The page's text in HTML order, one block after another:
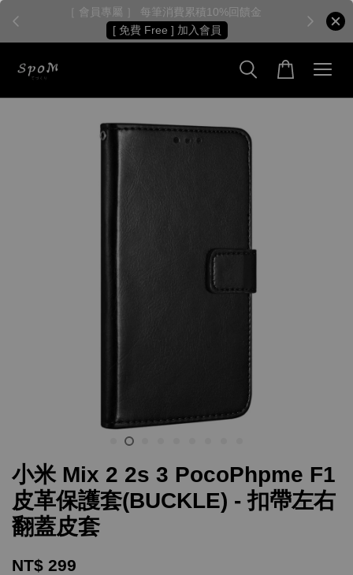
［ 會員專屬 ］ 每筆消費累積10%回饋金
[ 免費 Free ] 加入會員
小米 Mix 2 2s 3 PocoPhpme F1
皮革保護套(BUCKLE) - 扣帶左右
翻蓋皮套
NT$ 299